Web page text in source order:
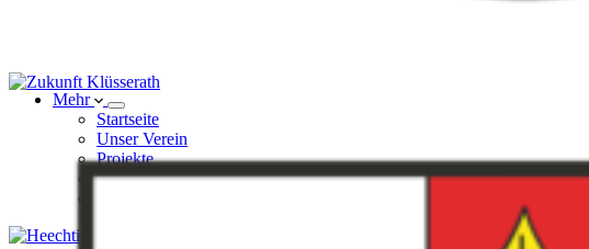
Mehr
Startseite
Unser Verein
Projekte
News